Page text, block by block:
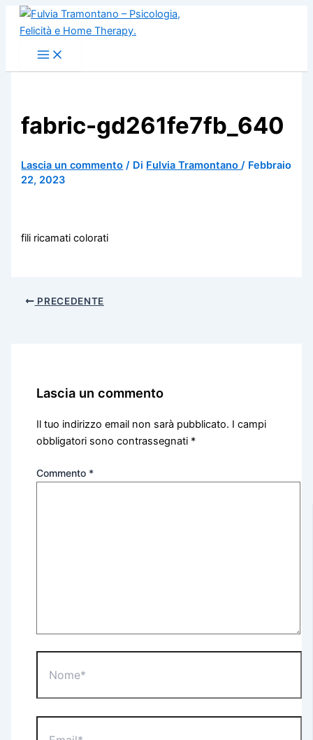
fabric-gd261fe7fb_640
Lascia un commento / Di Fulvia Tramontano/ Febbraio
22, 2023
fili ricamati colorati
PRECEDENTE
Lascia un commento
Il tuo indirizzo email non sarà pubblicato. I campi
obbligatori sono contrassegnati *
Commento *